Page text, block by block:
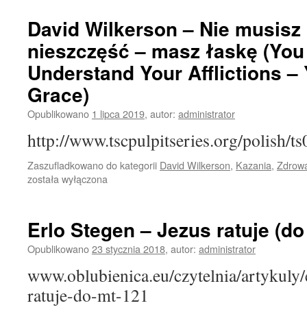
David Wilkerson – Nie
nieszczęść – masz łaskę
Understand Your Afflictions –
Grace)
Opublikowano 1 lipca 2019, autor: administrator
http://www.tscpulpitseries.org/polish/
Zaszufladkowano do kategorii David Wilkerson, Kazania,
została wyłączona
Erlo Stegen – Jezus ratuje
Opublikowano23 stycznia 2018, autor: administrator
www.oblubienica.eu/czytelnia/
ratuje-do-mt-121